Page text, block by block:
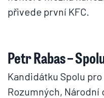
přivede první KFC.
Petr Rabas –
Kandidátku Spolu
Rozumných,